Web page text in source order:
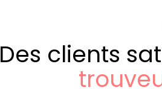
Des clients